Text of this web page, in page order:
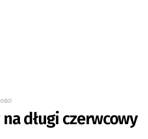
długi czerwcowy